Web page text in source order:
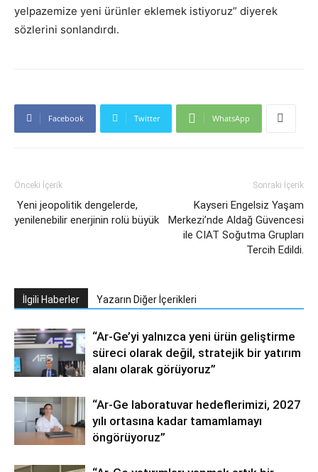
yelpazemize yeni ürünler eklemek istiyoruz” diyerek
sözlerini sonlandırdı.
Facebook Twitter WhatsApp
Önceki İçerik
Yeni jeopolitik dengelerde,
yenilenebilir enerjinin rolü büyük
Sonraki İçerik
Kayseri Engelsiz Yaşam
Merkezi’nde Aldağ Güvencesi
ile CIAT Soğutma Grupları
Tercih Edildi.
İlgili Haberler Yazarın Diğer İçerikleri
“Ar-Ge’yi yalnızca yeni ürün geliştirme
süreci olarak değil, stratejik bir yatırım
alanı olarak görüyoruz”
“Ar-Ge laboratuvar hedeflerimizi, 2027
yılı ortasına kadar tamamlamayı
öngörüyoruz”